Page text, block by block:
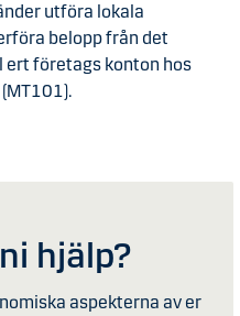
utföra lokala
belopp från det
företags konton hos
hjälp?
aspekterna av er